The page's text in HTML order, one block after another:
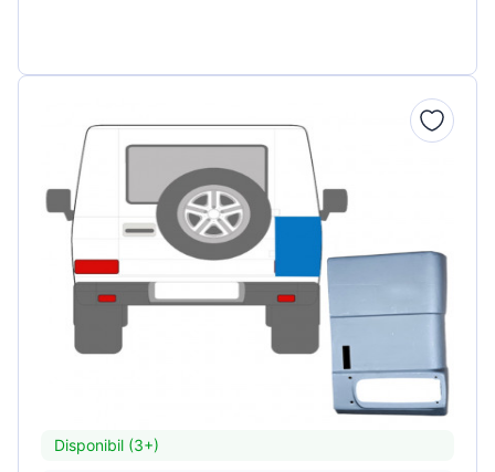
Disponibil (3+)